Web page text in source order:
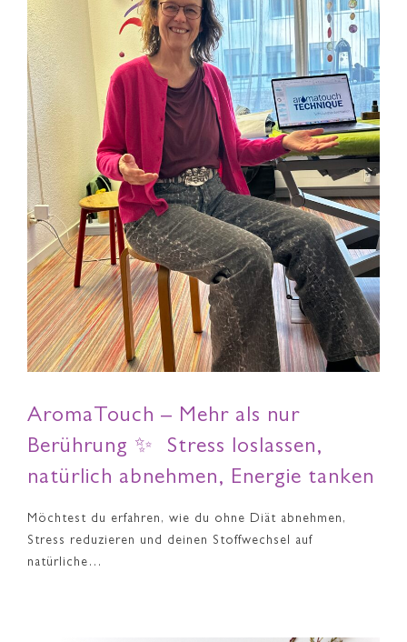
AromaTouch – Mehr als nur
Berührung ✨ Stress loslassen,
natürlich abnehmen, Energie tanken
Möchtest du erfahren, wie du ohne Diät abnehmen,
Stress reduzieren und deinen Stoffwechsel auf
natürliche…